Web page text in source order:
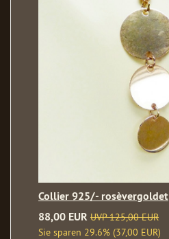
Collier 925/- rosèvergoldet
88,00 EUR UVP 125,00 EUR
Sie sparen 29.6% (37,00 EUR)